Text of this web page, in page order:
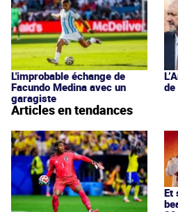
L'improbable échange de
Facundo Medina avec un
garagiste
de
Articles en tendances
Et